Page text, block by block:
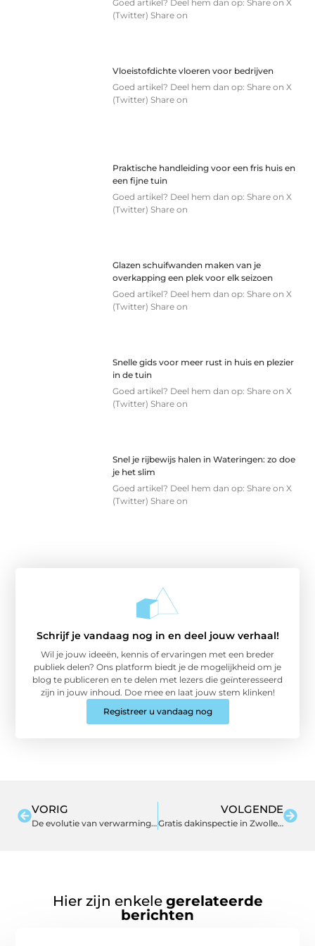
Goed artikel? Deel hem dan op: Share on X
(Twitter) Share on
Vloeistofdichte vloeren voor bedrijven
Goed artikel? Deel hem dan op: Share on X
(Twitter) Share on
Praktische handleiding voor een fris huis en
een fijne tuin
Goed artikel? Deel hem dan op: Share on X
(Twitter) Share on
Glazen schuifwanden maken van je
overkapping een plek voor elk seizoen
Goed artikel? Deel hem dan op: Share on X
(Twitter) Share on
Snelle gids voor meer rust in huis en plezier
in de tuin
Goed artikel? Deel hem dan op: Share on X
(Twitter) Share on
Snel je rijbewijs halen in Wateringen: zo doe
je het slim
Goed artikel? Deel hem dan op: Share on X
(Twitter) Share on
Schrijf je vandaag nog in en deel jouw verhaal!
Wil je jouw ideeën, kennis of ervaringen met een breder
publiek delen? Ons platform biedt je de mogelijkheid om je
blog te publiceren en te delen met lezers die geïnteresseerd
zijn in jouw inhoud. Doe mee en laat jouw stem klinken!
Registreer u vandaag nog
VORIG
De evolutie van verwarmingstechnologieën: van open haard tot moderne innovaties
VOLGENDE
Gratis dakinspectie in Zwolle: waarom dit een slimme zet is
Hier zijn enkele gerelateerde
berichten